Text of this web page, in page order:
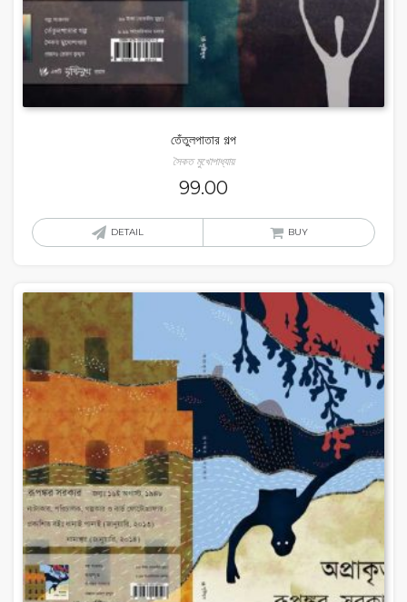
তেঁতুলপাতার গল্প
সৈকত মুখোপাধ্যায়
99.00
DETAIL BUY